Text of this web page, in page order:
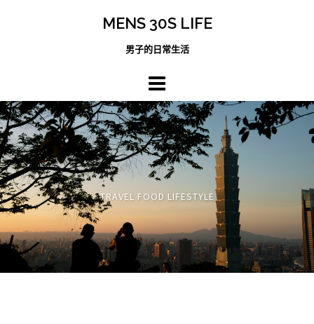
MENS 30S LIFE
男子的日常生活
TRAVEL FOOD LIFESTYLE